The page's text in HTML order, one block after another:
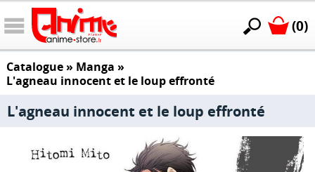
(0)
Catalogue» Manga »
L'agneau innocent et le loup effronté
L'agneau innocent et le loup effronté